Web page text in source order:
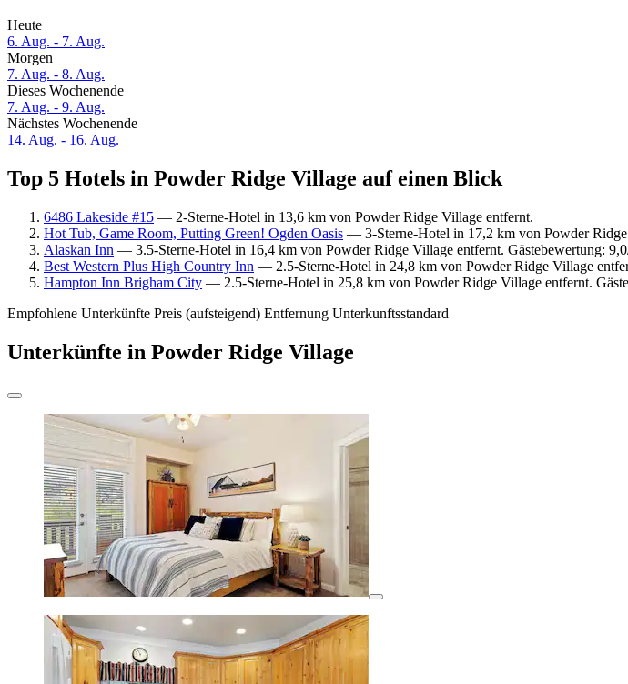
Heute
6. Aug. - 7. Aug.
Morgen
7. Aug. - 8. Aug.
Dieses Wochenende
7. Aug. - 9. Aug.
Nächstes Wochenende
14. Aug. - 16. Aug.
Top 5 Hotels in Powder Ridge Village auf einen Blick
6486 Lakeside #15 — 2-Sterne-Hotel in 13,6 km von Powder Ridge Village entfernt.
Hot Tub, Game Room, Putting Green! Ogden Oasis — 3-Sterne-Hotel in 17,2 km von Powder
Alaskan Inn — 3.5-Sterne-Hotel in 16,4 km von Powder Ridge Village entfernt. Gästebewertung:
Best Western Plus High Country Inn — 2.5-Sterne-Hotel in 24,8 km von Powder Ridge Village
Hampton Inn Brigham City — 2.5-Sterne-Hotel in 25,8 km von Powder Ridge Village entfernt.
Empfohlene Unterkünfte Preis (aufsteigend) Entfernung Unterkunftsstandard
Unterkünfte in Powder Ridge Village